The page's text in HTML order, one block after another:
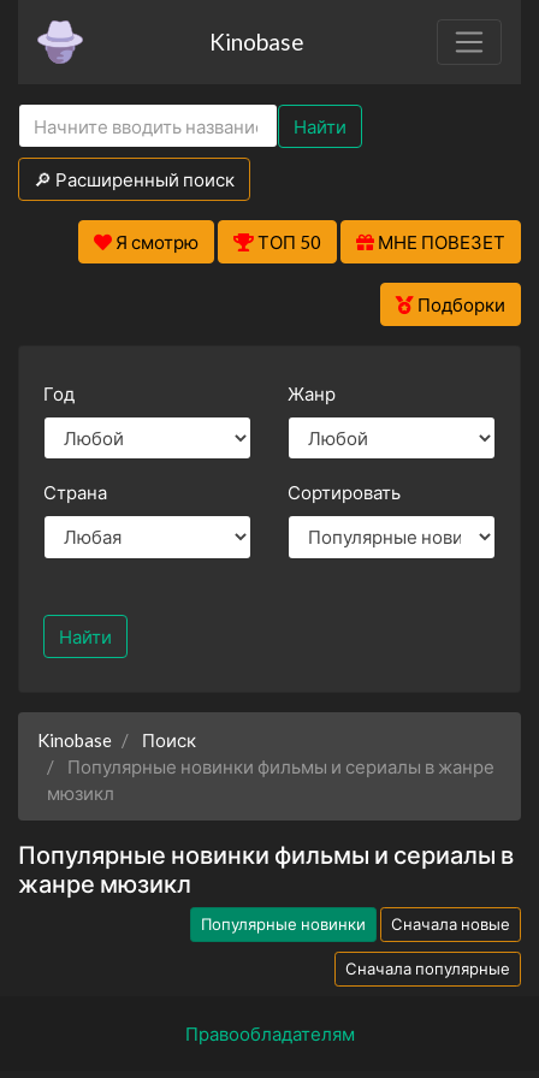
Kinobase
Найти
🔎 Расширенный поиск
Я смотрю ТОП 50 МНЕ ПОВЕЗЕТ
Подборки
Год Жанр
Страна Сортировать
Найти
Kinobase
Поиск
Популярные новинки фильмы и сериалы в жанре
мюзикл
Популярные новинки фильмы и сериалы в
жанре мюзикл
Популярные новинки Сначала новые
Сначала популярные
Правообладателям